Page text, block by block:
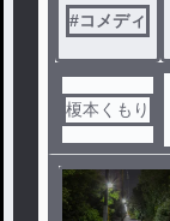
#コメディ
榎本くもり